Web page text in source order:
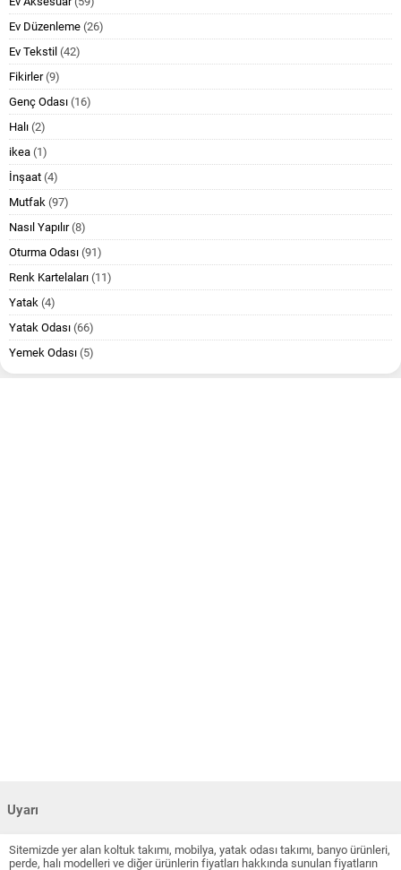
Ev Düzenleme (26)
Ev Tekstil (42)
Fikirler(9)
Genç Odası (16)
Halı (2)
ikea (1)
İnşaat (4)
Mutfak (97)
Nasıl Yapılır(8)
Oturma Odası (91)
Renk Kartelaları (11)
Yatak (4)
Yatak Odası (66)
Yemek Odası (5)
Uyarı
Sitemizde yer alan koltuk takımı, mobilya, yatak odası takımı, banyo ürünleri,
perde, halı modelleri ve diğer ürünlerin fiyatları hakkında sunulan fiyatların